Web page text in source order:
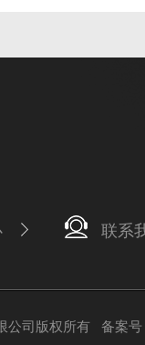
联系
公司版权所有 备案号